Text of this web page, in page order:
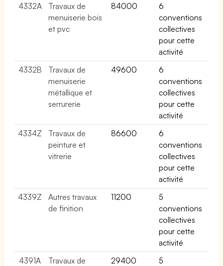
4332A
Travaux de
menuiserie bois
et pvc
84000
6
conventions
collectives
pour cette
activité
4332B
Travaux de
menuiserie
métallique et
serrurerie
49600
6
conventions
collectives
pour cette
activité
4334Z
Travaux de
peinture et
vitrerie
86600
6
conventions
collectives
pour cette
activité
4339Z
Autres travaux
de finition
11200
5
conventions
collectives
pour cette
activité
4391A
Travaux de
29400
5